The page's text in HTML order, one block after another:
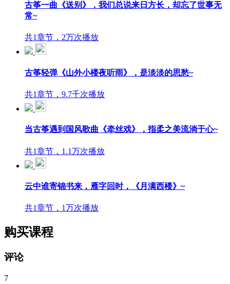
古筝一曲《送别》，我们总说来日方长，却忘了世事无
常~
共1章节，2万次播放
古筝轻弹《山外小楼夜听雨》，是淡淡的思愁~
共1章节，9.7千次播放
当古筝遇到国风歌曲《牵丝戏》，指柔之美流淌于心~
共1章节，1.1万次播放
云中谁寄锦书来，雁字回时，《月满西楼》~
共1章节，1万次播放
购买课程
评论
7